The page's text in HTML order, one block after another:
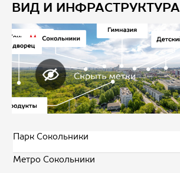
ВИД И ИНФРАСТРУКТУРА
Парк Сокольники
Метро Сокольники